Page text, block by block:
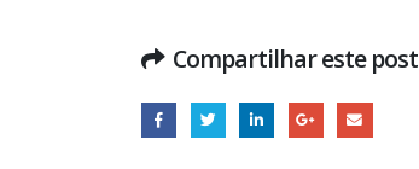
Compartilhar este post